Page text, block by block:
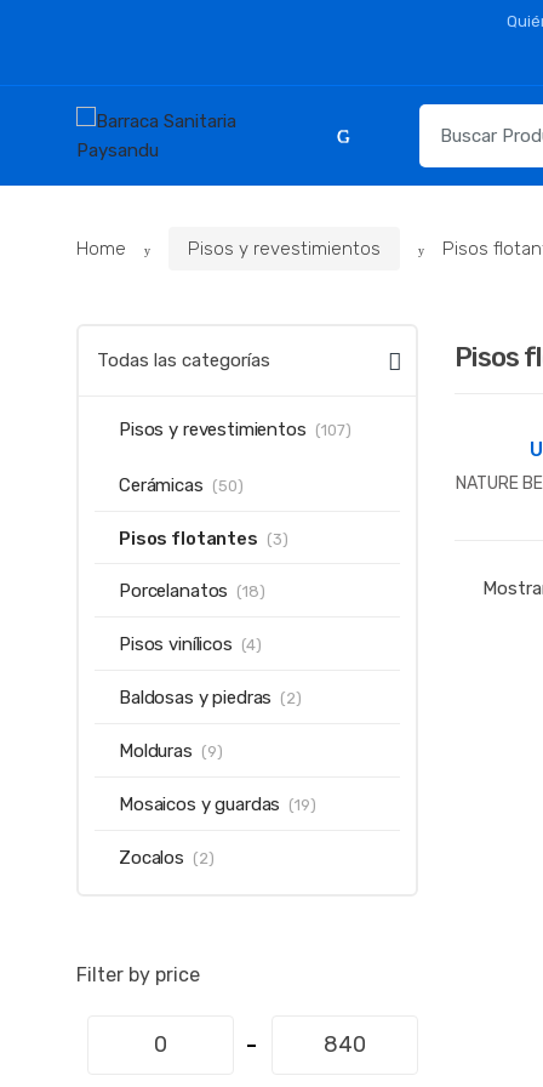
para:
Home Pisos y revestimientos Pisos
Pisos
NATURE
Todas las categorías
Pisos y revestimientos (107)
Cerámicas (50)
Pisos flotantes (3)
Porcelanatos (18)
Pisos vinílicos (4)
Baldosas y piedras (2)
Molduras (9)
Mosaicos y guardas (19)
Zocalos (2)
Filter by price